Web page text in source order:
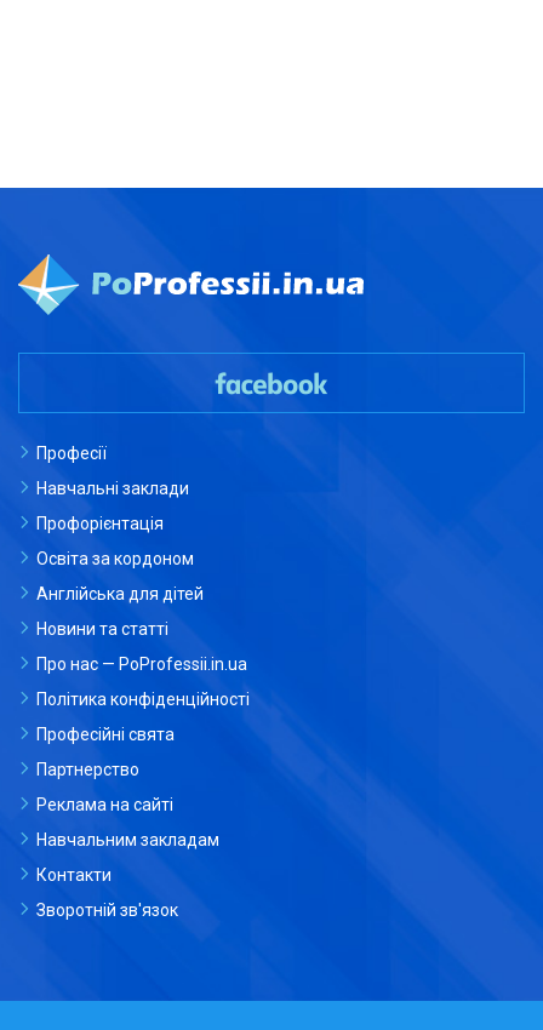
Професії
Навчальні заклади
Профорієнтація
Освіта за кордоном
Англійська для дітей
Новини та статті
Про нас — PoProfessii.in.ua
Політика конфіденційності
Професійні свята
Партнерство
Реклама на сайті
Навчальним закладам
Контакти
Зворотній зв'язок